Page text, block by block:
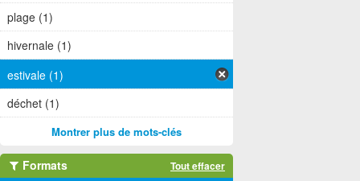
plage (1)
hivernale (1)
estivale (1)
déchet (1)
Montrer plus de mots-clés
Formats Tout effacer